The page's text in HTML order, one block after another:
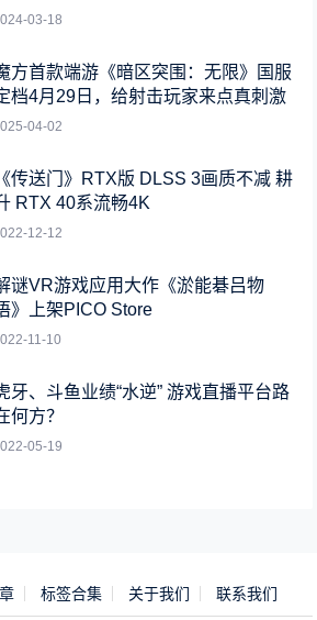
03-18
方首款端游《暗区突围：无限》国服
档4月29日，给射击玩家来点真刺激
04-02
《传送门》RTX版 DLSS 3画质不减 耕
RTX 40系流畅4K
12-12
谜VR游戏应用大作《淤能碁吕物
》上架PICO Store
11-10
牙、斗鱼业绩“水逆” 游戏直播平台路
何方？
05-19
标签合集 关于我们 联系我们